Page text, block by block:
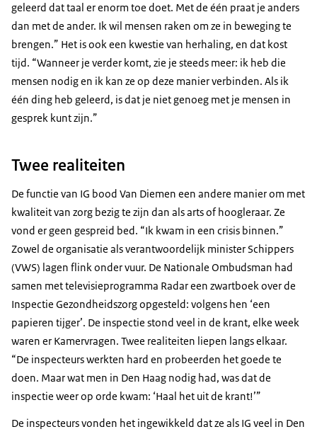
geleerd dat taal er enorm toe doet. Met de één praat je anders
dan met de ander. Ik wil mensen raken om ze in beweging te
brengen.” Het is ook een kwestie van herhaling, en dat kost
tijd. “Wanneer je verder komt, zie je steeds meer: ik heb die
mensen nodig en ik kan ze op deze manier verbinden. Als ik
één ding heb geleerd, is dat je niet genoeg met je mensen in
gesprek kunt zijn.”
Twee realiteiten
De functie van IG bood Van Diemen een andere manier om met
kwaliteit van zorg bezig te zijn dan als arts of hoogleraar. Ze
vond er geen gespreid bed. “Ik kwam in een crisis binnen.”
Zowel de organisatie als verantwoordelijk minister Schippers
(VWS) lagen flink onder vuur. De Nationale Ombudsman had
samen met televisieprogramma Radar een zwartboek over de
Inspectie Gezondheidszorg opgesteld: volgens hen ‘een
papieren tijger’. De inspectie stond veel in de krant, elke week
waren er Kamervragen. Twee realiteiten liepen langs elkaar.
“De inspecteurs werkten hard en probeerden het goede te
doen. Maar wat men in Den Haag nodig had, was dat de
inspectie weer op orde kwam: ‘Haal het uit de krant!’”
De inspecteurs vonden het ingewikkeld dat ze als IG veel in Den